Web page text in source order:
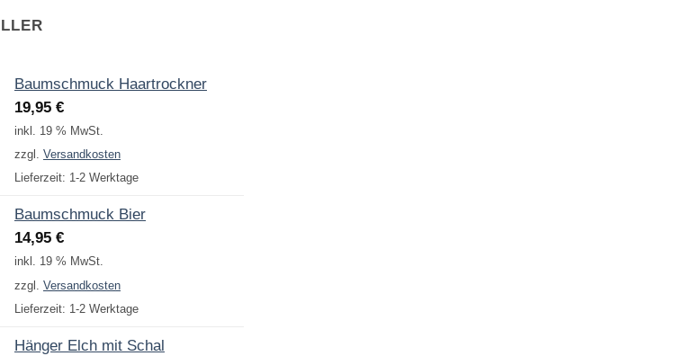
Baumschmuck Haartrockner
19,95 €
inkl. 19 % MwSt.
zzgl. Versandkosten
Lieferzeit: 1-2 Werktage
Baumschmuck Bier
14,95 €
inkl. 19 % MwSt.
zzgl. Versandkosten
Lieferzeit: 1-2 Werktage
Hänger Elch mit Schal